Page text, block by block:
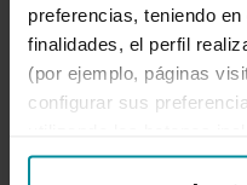
preferencias, teniendo
finalidades, el perfil
(por ejemplo, páginas
configurar sus
“Detalles”. También
solicitud. Puedes
detallada sobre el
el tratamiento de
Política de